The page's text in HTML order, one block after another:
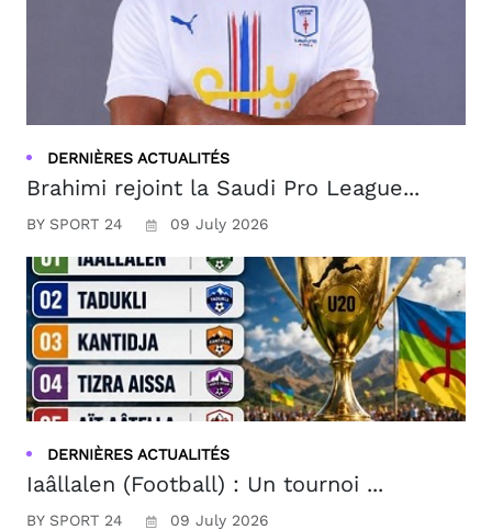
DERNIÈRES ACTUALITÉS
Brahimi rejoint la Saudi Pro League...
BY SPORT 24 09 July 2026
DERNIÈRES ACTUALITÉS
Iaâllalen (Football) : Un tournoi ...
BY SPORT 24 09 July 2026